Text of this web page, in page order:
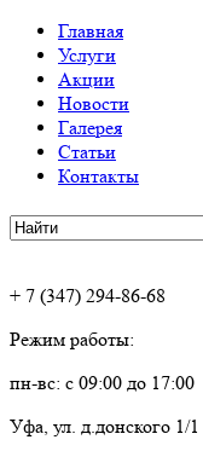
Главная
Услуги
Акции
Новости
Галерея
Статьи
Контакты
+ 7 (347) 294-86-68
Режим работы:
пн-вс: с 09:00 до 17:00
Уфа, ул. д.донского 1/1